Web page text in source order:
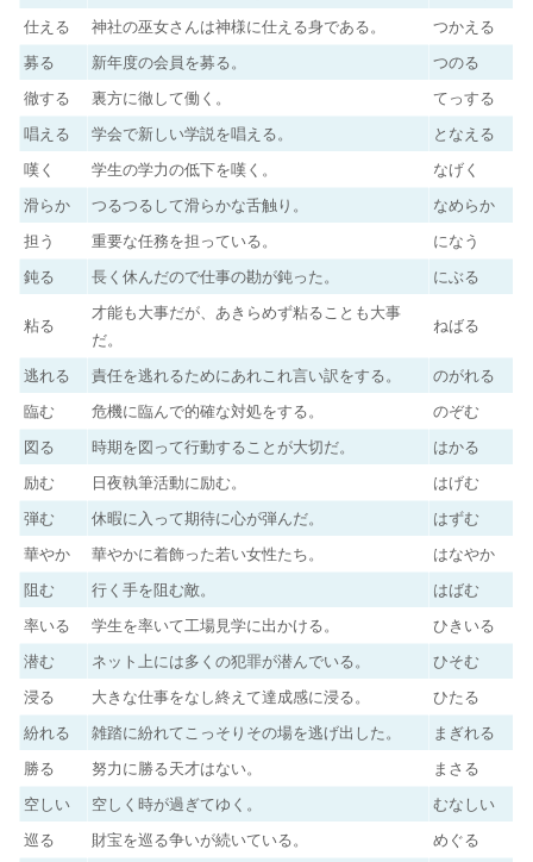
仕える
神社の巫女さんは神様に仕える身である。
つかえる
募る
新年度の会員を募る。
つのる
徹する
裏方に徹して働く。
てっする
唱える
学会で新しい学説を唱える。
となえる
嘆く
学生の学力の低下を嘆く。
なげく
滑らか
つるつるして滑らかな舌触り。
なめらか
担う
重要な任務を担っている。
になう
鈍る
長く休んだので仕事の勘が鈍った。 にぶる
粘る
才能も大事だが、あきらめず粘ることも大事
だ。
ねばる
逃れる 責任を逃れるためにあれこれ言い訳をする。
のがれる
臨む
危機に臨んで的確な対処をする。
のぞむ
図る
時期を図って行動することが大切だ。
はかる
励む
日夜執筆活動に励む。
はげむ
弾む
休暇に入って期待に心が弾んだ。
はずむ
華やか
華やかに着飾った若い女性たち。
はなやか
阻む
行く手を阻む敵。
はばむ
率いる
学生を率いて工場見学に出かける。
ひきいる
潜む
ネット上には多くの犯罪が潜んでいる。
ひそむ
浸る
大きな仕事をなし終えて達成感に浸る。
ひたる
紛れる
雑踏に紛れてこっそりその場を逃げ出した。
まぎれる
勝る
努力に勝る天才はない。
まさる
空しい
空しく時が過ぎてゆく。
むなしい
巡る
財宝を巡る争いが続いている。 めぐる